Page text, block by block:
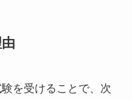
を受けることで、次